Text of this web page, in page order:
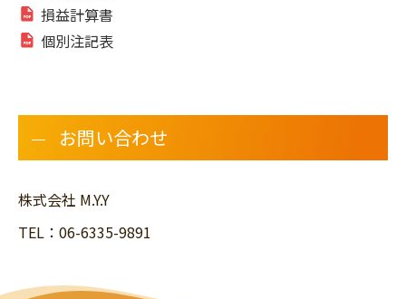
損益計算書
個別注記表
お問い合わせ
株式会社 M.Y.Y
TEL：06-6335-9891